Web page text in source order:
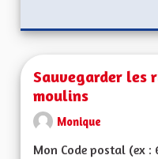
Sauvegarder les
moulins
Monique
Mon Code postal (ex